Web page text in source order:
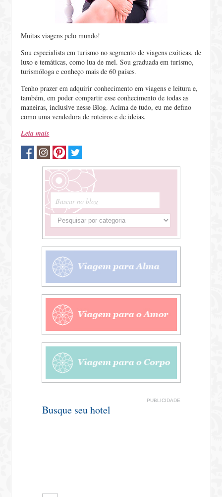
Muitas viagens pelo mundo!
Sou especialista em turismo no segmento de viagens exóticas, de
luxo e temáticas, como lua de mel. Sou graduada em turismo,
turismóloga e conheço mais de 60 países.
Tenho prazer em adquirir conhecimento em viagens e leitura e,
também, em poder compartir esse conhecimento de todas as
maneiras, inclusive nesse Blog. Acima de tudo, eu me defino
como uma vendedora de roteiros e de ideias.
Leia mais
Buscar no blog
PUBLICIDADE
Busque seu hotel